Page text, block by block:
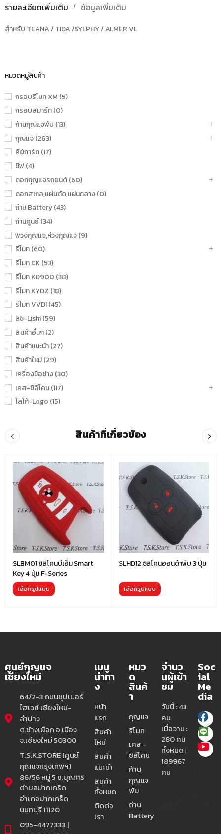
หมวดหมู่สินค้า
กรอบรีโมท XM (5)
กรอบสมาร์ท (0)
ก้านกุญแจพับ (13)
กุญแจ (263)
คีย์การ์ด (17)
ชิฟ (4)
ดอกกุญแจรถยนต์ (60)
ดอกสเกล,แผ่นตัด,แผ่นกลาง (0)
ถ่าน Battery (43)
ถ่านศูนย์ (34)
พวงกุญแจ,ห่วงกุญแจ (9)
รีโมท (60)
รีโมท CK (53)
รีโมท KD900 (38)
รีโมท KYDZ (18)
รีโมท VVDI (45)
ลิชิ-Lishi (59)
สินค้าอื่นๆ (2)
สินค้าแนะนำ (27)
สินค้าใหม่ (29)
เครื่องมือช่าง (30)
เคส-ซิลิโคน (117)
โลโก้-Logo (15)
รายละเอียดเพิ่มเติม ข้อมูลเพิ่มเติม
สำหรับ TEANA / TIDA /SYLPHY / ALMER VL
สินค้าที่เกี่ยวข้อง
SLBM01 ซิลิโคนบีเอ็ม Smart
Key 4 ปุ่ม F-Series
เลือกรูปแบบ
SLHD12 ซิลิโคนฮอนด้าพับ 3 ปุ่ม
เลือกรูปแบบ
ศูนย์กุญแจ
เชียงใหม่
64/2-3 ถนนซุปเปอร์
ไฮเวย์ เชียงใหม่-
ลำปาง
ต.ช้างเผือก อ.เมือง
จ.เชียงใหม่ 50300
T.S.K.STORE (ศูนย์
กุญแจกรุงเทพฯ)
86/56 หมู่ 5 ซ.บุญศิริ
ตำบลปากเกร็ด
อำเภอปากเกร็ด
นนทบุรี 11120
095-4477333 |
เมนู
นำทา
ง
หน้า
แรก
สินค้า
ใหม่
สินค้า
แนะนำ
สินค้า
ทั้งหมด
ติดต่อ
เรา
หมว
ด
สินค้
า
กุญแจ
รีโมท
เคส -
ซิลีโคน
ก้าน
กุญแจ
พับ
ถ่าน
Battery
จำนว
นผู้เข้า
ชม
วันนี้ : 43
คน
เมื่อวาน :
280 คน
ทั้งหมด :
189967
คน
Soc
ial
Me
dia